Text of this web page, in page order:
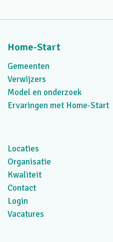
Home-Start
Gemeenten
Verwijzers
Model en onderzoek
Ervaringen met Home-Start
Locaties
Organisatie
Kwaliteit
Contact
Login
Vacatures